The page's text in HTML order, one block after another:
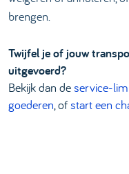
brengen.
Twijfel je of jouw
uitgevoerd?
Bekijk dan deservice-
goederen, ofstart een